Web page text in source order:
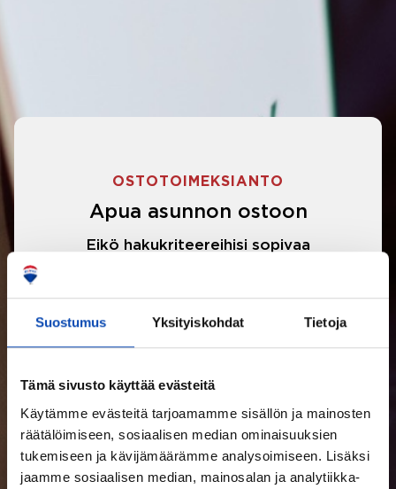
Suostumus Yksityiskohdat Tietoja
Tämä sivusto käyttää evästeitä
Käytämme evästeitä tarjoamamme sisällön ja mainosten
räätälöimiseen, sosiaalisen median ominaisuuksien
tukemiseen ja kävijämäärämme analysoimiseen. Lisäksi
jaamme sosiaalisen median, mainosalan ja analytiikka-
OSTOTOIMEKSIANTO
Apua asunnon ostoon
Eikö hakukriteereihisi sopivaa
LUE LISÄÄ